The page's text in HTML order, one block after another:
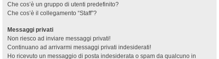
Che cos’è un gruppo di utenti predefinito?
Che cos’è il collegamento “Staff”?
Messaggi privati
Non riesco ad inviare messaggi privati!
Continuano ad arrivarmi messaggi privati indesiderati!
Ho ricevuto un messaggio di posta indesiderata o spam da qualcuno in